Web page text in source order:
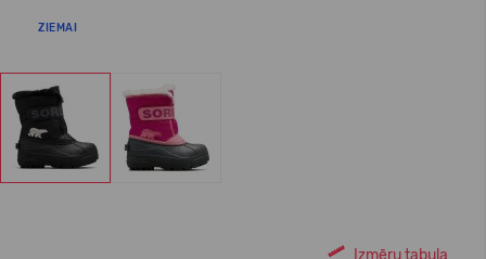
ZIEMAI
Izmēru tabula